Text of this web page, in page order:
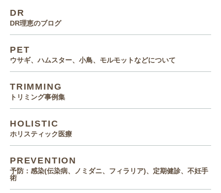
DR
DR理恵のブログ
PET
ウサギ、ハムスター、小鳥、モルモットなどについて
TRIMMING
トリミング事例集
HOLISTIC
ホリスティック医療
PREVENTION
予防：感染(伝染病、ノミダニ、フィラリア)、定期健診、不妊手
術